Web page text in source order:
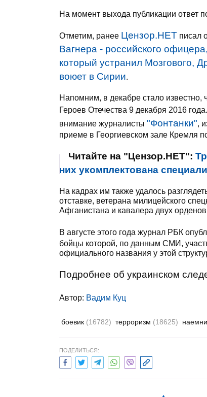
На момент выхода публикации ответ
Отметим, ранее Цензор.НЕТ писал
Вагнера - российского
который устранил Мозгового,
воюет в Сирии.
Напомним, в декабре стало известно,
Героев Отечества 9 декабря 2016
внимание журналисты "Фонтанки",
приеме в Георгиевском зале Кремля
Читайте на "Цензор.НЕТ":
них укомплектована
На кадрах им также удалось
отставке, ветерана милицейского
Афганистана и кавалера двух
В августе этого года журнал РБК
бойцы которой, по данным СМИ,
официального названия у этой
Подробнее об украинском
Автор: Вадим Куц
боевик (16782) терроризм (18625)
ПОДЕЛИТЬСЯ: